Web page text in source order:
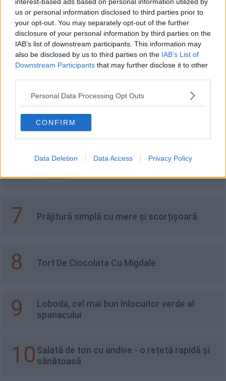
us or personal information disclosed to third parties prior to
your opt-out. You may separately opt-out of the further
disclosure of your personal information by third parties on the
IAB’s list of downstream participants. This information may
also be disclosed by us to third parties on the IAB’s List of
Downstream Participants that may further disclose it to other
Personal Data Processing Opt Outs
CONFIRM
Data Deletion Data Access Privacy Policy
3 Omletă cu urdă. Mic dejun rapid și sănătos
4 Pastetă de ficat și carne
5
Mousse De Ciocolata Cu Nuci De
Macadamia Caramelizate
4 Diferente Dintre Iaurul Grecesc Si Cel
Obisnuit
7 Prăjitură simplă cu mere și scorțișoară
8 Tort De Ciocolata Cu Migdale
9
Loboda, cel mai bun înlocuitor verde al
spanacului
10 Salată de ton cu andive - o rețetă rapidă și
sănătoasă